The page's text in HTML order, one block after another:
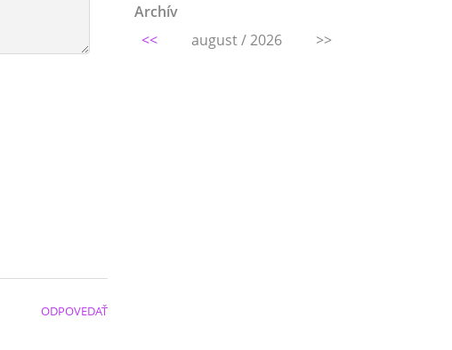
ODPOVEDAŤ
Archív
<<
august / 2026 >>